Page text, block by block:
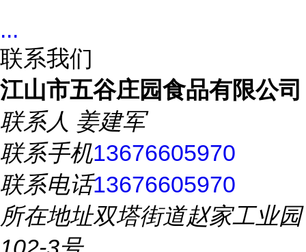
...
联系我们
江山市五谷庄园食品有限公司
联系人 姜建军
联系手机13676605970
联系电话13676605970
所在地址双塔街道赵家工业园